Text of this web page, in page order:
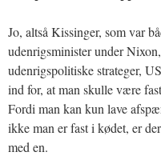
Jo, altså Kissinger, som var
udenrigsminister under
udenrigspolitiske strateger,
ind for, at man skulle være
Fordi man kan kun lave
ikke man er fast i kødet, er
med en.